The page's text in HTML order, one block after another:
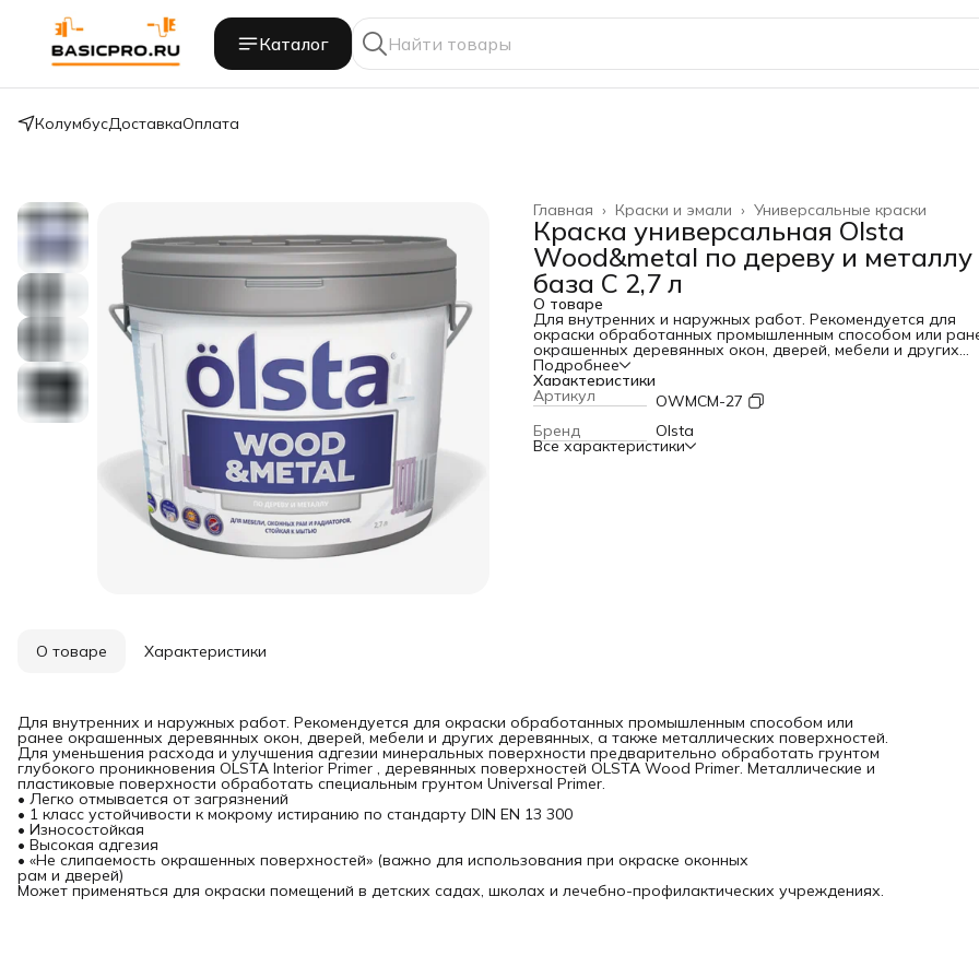
Каталог
КолумбусДоставкаОплата
Универсальные краски
Краски и эмали ›
Главная ›
Краска универсальная Olsta
Wood&metal по дереву и металлу
база С 2,7 л
О товаре
Для внутренних и наружных работ. Рекомендуется для
окраски обработанных промышленным способом или
окрашенных деревянных окон, дверей, мебели и других
деревянных, а также металлических поверхностей.
Для уменьшения расхода и улучшения адгезии
поверхности предварительно обработать грунтом
проникновения OLSTA Interior Primer , деревянных
поверхностей OLSTA Wood Primer. Металлические и
пластиковые поверхности обработать специальным
Universal Primer.
Подробнее
Характеристики
Артикул
OWMCM-27
Бренд
Olsta
Все характеристики
О товаре Характеристики
Для внутренних и наружных работ. Рекомендуется для окраски обработанных промышленным способом или
ранее окрашенных деревянных окон, дверей, мебели и других деревянных, а также металлических поверхностей.
Для уменьшения расхода и улучшения адгезии минеральных поверхности предварительно обработать грунтом
глубокого проникновения OLSTA Interior Primer , деревянных поверхностей OLSTA Wood Primer. Металлические и
пластиковые поверхности обработать специальным грунтом Universal Primer.
• Легко отмывается от загрязнений
• 1 класс устойчивости к мокрому истиранию по стандарту DIN EN 13 300
• Износостойкая
• Высокая адгезия
• «Не слипаемость окрашенных поверхностей» (важно для использования при окраске оконных
рам и дверей)
Может применяться для окраски помещений в детских садах, школах и лечебно-профилактических учреждениях.